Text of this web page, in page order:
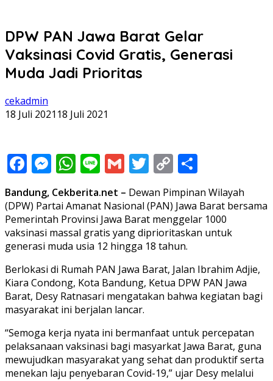
DPW PAN Jawa Barat Gelar
Vaksinasi Covid Gratis, Generasi
Muda Jadi Prioritas
cekadmin
18 Juli 2021 18 Juli 2021
Facebook
Messenger
WhatsApp
LineGmailTwitter
Copy
Link
Bandung, Cekberita.net – Dewan Pimpinan Wilayah
(DPW) Partai Amanat Nasional (PAN) Jawa Barat bersama
Pemerintah Provinsi Jawa Barat menggelar 1000
vaksinasi massal gratis yang diprioritaskan untuk
generasi muda usia 12 hingga 18 tahun.
Berlokasi di Rumah PAN Jawa Barat, Jalan Ibrahim Adjie,
Kiara Condong, Kota Bandung, Ketua DPW PAN Jawa
Barat, Desy Ratnasari mengatakan bahwa kegiatan bagi
masyarakat ini berjalan lancar.
“Semoga kerja nyata ini bermanfaat untuk percepatan
pelaksanaan vaksinasi bagi masyarkat Jawa Barat, guna
mewujudkan masyarakat yang sehat dan produktif serta
menekan laju penyebaran Covid-19,” ujar Desy melalui